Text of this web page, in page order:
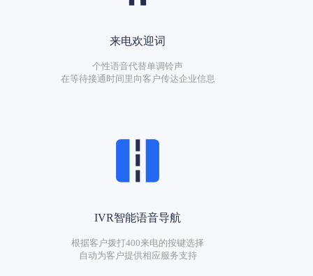
来电欢迎词
个性语音代替单调铃声
在等待接通时间里向客户传达企业信息
IVR智能语音导航
根据客户拨打400来电的按键选择
自动为客户提供相应服务支持